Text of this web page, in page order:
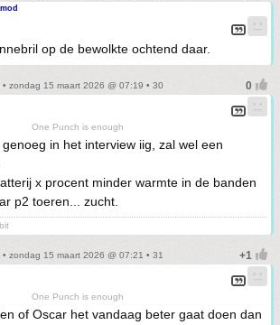
op de bewolkte ochtend daar.
• zondag 15 maart 2026 @ 07:19 • 30
One Punch is enough
in het interview iig, zal wel een
x procent minder warmte in de banden
p2 toeren... zucht.
• zondag 15 maart 2026 @ 07:21 • 31
One Punch is enough
of Oscar het vandaag beter gaat doen dan